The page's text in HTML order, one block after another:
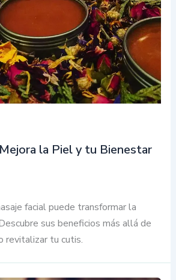
la Piel y tu Bienestar
facial puede transformar la
sus beneficios más allá de
revitalizar tu cutis.